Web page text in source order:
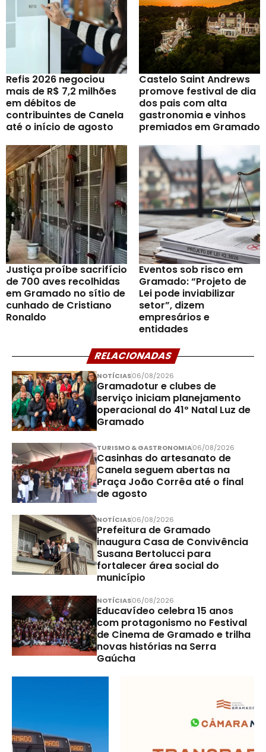
Refis 2026 negociou
mais de R$ 7,2 milhões
em débitos de
contribuintes de Canela
até o início de agosto
Castelo Saint Andrews
promove festival de dia
dos pais com alta
gastronomia e vinhos
premiados em Gramado
Justiça proíbe sacrifício
de 700 aves recolhidas
em Gramado no sítio de
cunhado de Cristiano
Ronaldo
Eventos sob risco em
Gramado: “Projeto de
Lei pode inviabilizar
setor”, dizem
empresários e
entidades
RELACIONADAS
NOTÍCIAS06/08/2026
Gramadotur e clubes de
serviço iniciam planejamento
operacional do 41º Natal Luz de
Gramado
TURISMO & GASTRONOMIA06/08/2026
Casinhas do artesanato de
Canela seguem abertas na
Praça João Corrêa até o final
de agosto
NOTÍCIAS06/08/2026
Prefeitura de Gramado
inaugura Casa de Convivência
Susana Bertolucci para
fortalecer área social do
município
NOTÍCIAS06/08/2026
Educavídeo celebra 15 anos
com protagonismo no Festival
de Cinema de Gramado e trilha
novas histórias na Serra
Gaúcha